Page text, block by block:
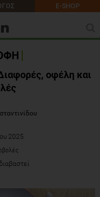
E-SHOP
οφέλη και
2025